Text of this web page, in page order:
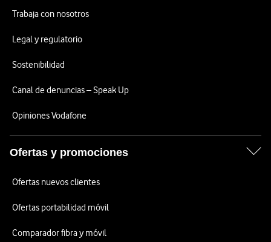
Trabaja con nosotros
Legal y regulatorio
Sostenibilidad
Canal de denuncias – Speak Up
Opiniones Vodafone
Ofertas y promociones
Ofertas nuevos clientes
Ofertas portabilidad móvil
Comparador fibra y móvil